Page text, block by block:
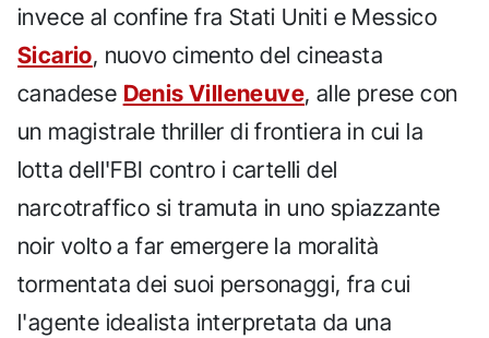
invece al confine fra Stati Uniti e Messico
Sicario, nuovo cimento del cineasta
canadese Denis Villeneuve, alle prese con
un magistrale thriller di frontiera in cui la
lotta dell'FBI contro i cartelli del
narcotraffico si tramuta in uno spiazzante
noir volto a far emergere la moralità
tormentata dei suoi personaggi, fra cui
l'agente idealista interpretata da una